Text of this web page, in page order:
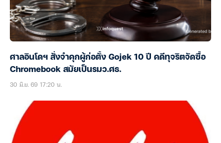
ศาลอินโดฯ สั่งจำคุกผู้ก่อตั้ง Gojek 10 ปี คดีทุจริตจัดซื้อ
Chromebook สมัยเป็นรมว.ศธ.
30 มิ.ย. 69 17:20 น.